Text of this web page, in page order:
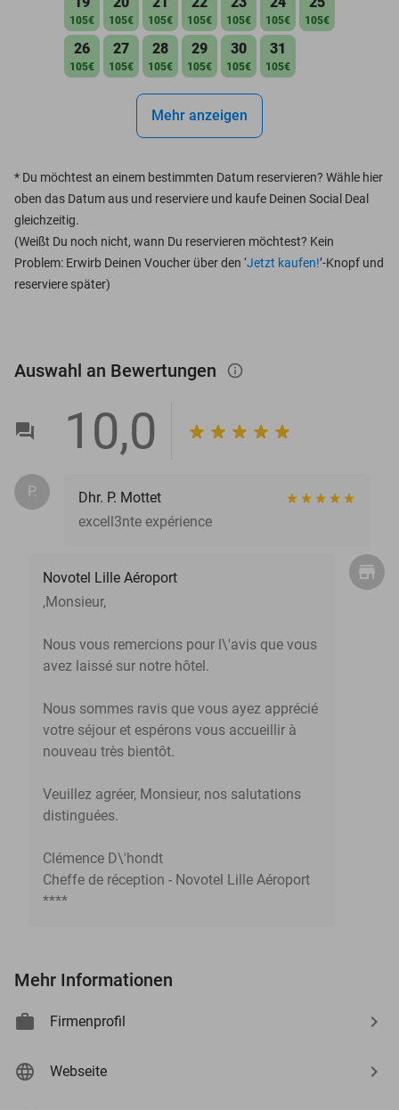
105€ 105€ 105€ 105€ 105€ 105€ 105€
26
105€
27
105€
28
105€
29
105€
30
105€
31
105€
Mehr anzeigen
* Du möchtest an einem bestimmten Datum reservieren? Wähle hier
oben das Datum aus und reserviere und kaufe Deinen Social Deal
gleichzeitig.
(Weißt Du noch nicht, wann Du reservieren möchtest? Kein
Problem: Erwirb Deinen Voucher über den ‘Jetzt kaufen!’-Knopf und
reserviere später)
Auswahl an Bewertungen info_outlined
10,0
P.
Dhr. P. Mottet
excell3nte expérience
Novotel Lille Aéroport
,Monsieur,
Nous vous remercions pour l\'avis que vous
avez laissé sur notre hôtel.
Nous sommes ravis que vous ayez apprécié
votre séjour et espérons vous accueillir à
nouveau très bientôt.
Veuillez agréer, Monsieur, nos salutations
distinguées.
Clémence D\'hondt
Cheffe de réception - Novotel Lille Aéroport
****
Mehr Informationen
Firmenprofil
Webseite